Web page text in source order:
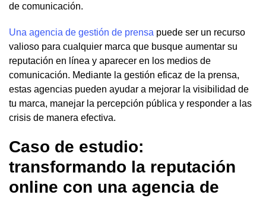
de comunicación.
Una agencia de gestión de prensa puede ser un recurso
valioso para cualquier marca que busque aumentar su
reputación en línea y aparecer en los medios de
comunicación. Mediante la gestión eficaz de la prensa,
estas agencias pueden ayudar a mejorar la visibilidad de
tu marca, manejar la percepción pública y responder a las
crisis de manera efectiva.
Caso de estudio:
transformando la reputación
online con una agencia de